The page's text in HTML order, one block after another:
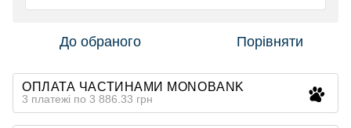
До обраного Порівняти
ОПЛАТА ЧАСТИНАМИ MONOBANK
3 платежі по 3 886.33 грн